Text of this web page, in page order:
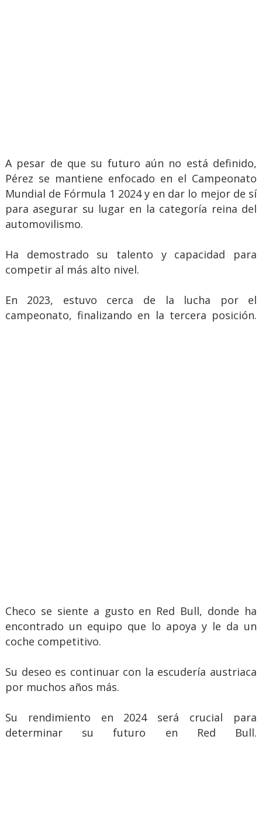
A pesar de que su futuro aún no está definido,
Pérez se mantiene enfocado en el Campeonato
Mundial de Fórmula 1 2024 y en dar lo mejor de sí
para asegurar su lugar en la categoría reina del
automovilismo.
Ha demostrado su talento y capacidad para
competir al más alto nivel.
En 2023, estuvo cerca de la lucha por el
campeonato, finalizando en la tercera posición.
Checo se siente a gusto en Red Bull, donde ha
encontrado un equipo que lo apoya y le da un
coche competitivo.
Su deseo es continuar con la escudería austriaca
por muchos años más.
Su rendimiento en 2024 será crucial para
determinar su futuro en Red Bull.